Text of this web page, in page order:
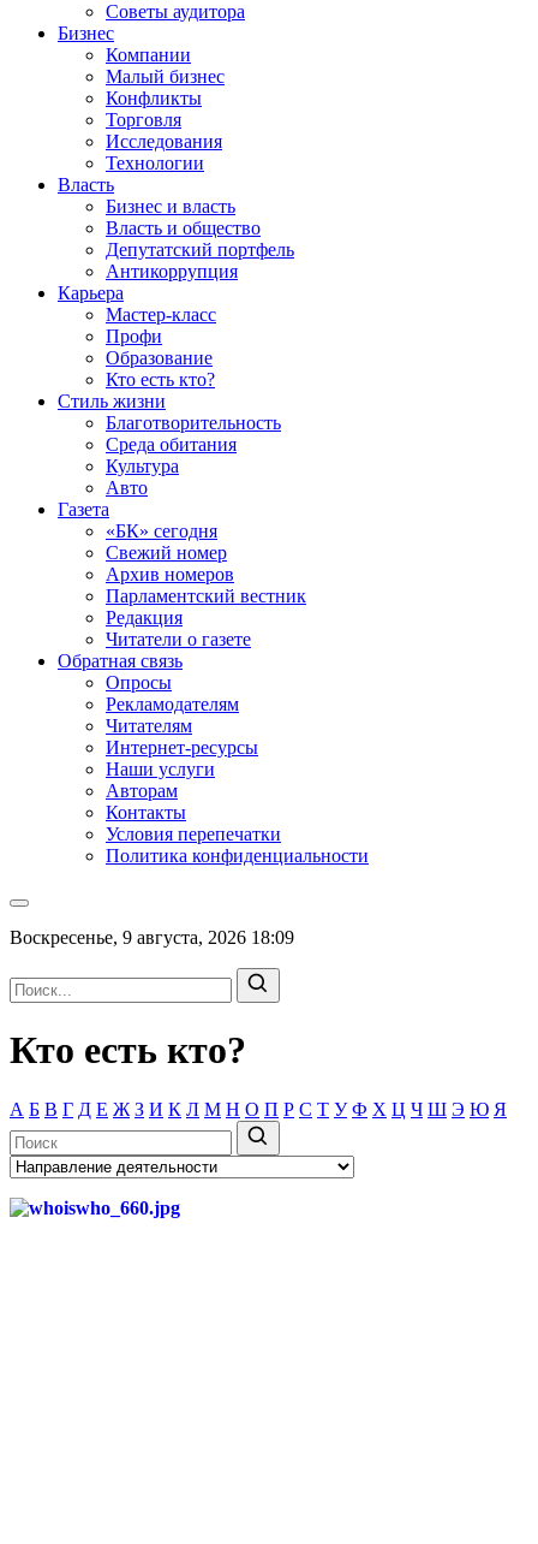
Советы аудитора
Бизнес
Компании
Малый бизнес
Конфликты
Торговля
Исследования
Технологии
Власть
Бизнес и власть
Власть и общество
Депутатский портфель
Антикоррупция
Карьера
Мастер-класс
Профи
Образование
Кто есть кто?
Стиль жизни
Благотворительность
Среда обитания
Культура
Авто
Газета
«БК» сегодня
Свежий номер
Архив номеров
Парламентский вестник
Редакция
Читатели о газете
Обратная связь
Опросы
Рекламодателям
Читателям
Интернет-ресурсы
Наши услуги
Авторам
Контакты
Условия перепечатки
Политика конфиденциальности
Воскресенье, 9 августа, 2026 18:09
Кто есть кто?
А Б В Г Д Е Ж З И К Л М Н О П Р С Т У Ф Х Ц Ч Ш Э Ю Я